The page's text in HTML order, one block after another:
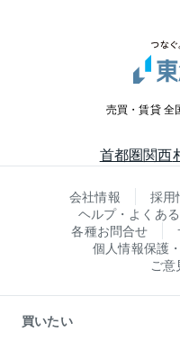
売買・賃貸 全
首都圏関西
会社情報 採用
ヘルプ・よくあ
各種お問合せ
個人情報保護
ご
買いたい